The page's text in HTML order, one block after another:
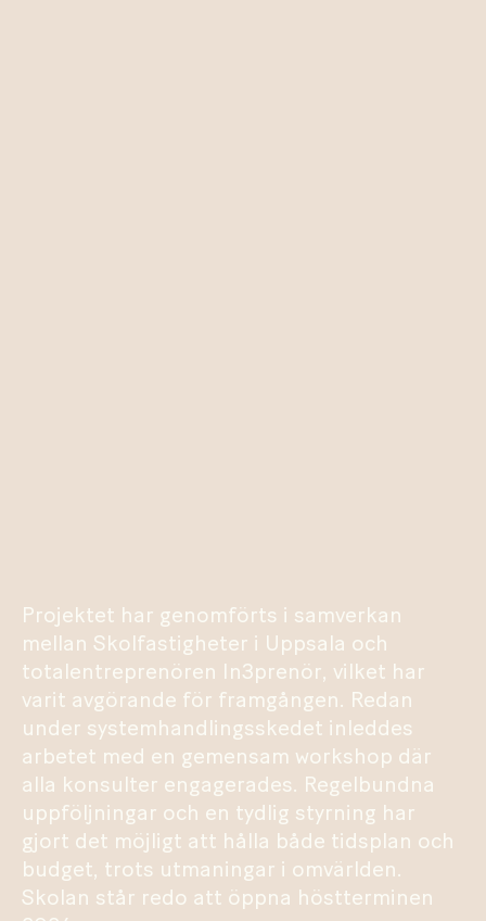
Projektet har genomförts i samverkan
mellan Skolfastigheter i Uppsala och
totalentreprenören In3prenör, vilket har
varit avgörande för framgången. Redan
under systemhandlingsskedet inleddes
arbetet med en gemensam workshop där
alla konsulter engagerades. Regelbundna
uppföljningar och en tydlig styrning har
gjort det möjligt att hålla både tidsplan och
budget, trots utmaningar i omvärlden.
Skolan står redo att öppna höstterminen